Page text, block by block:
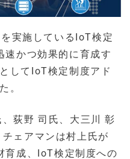
実施しているIoT検定
かつ効果的に育成す
してIoT検定制度アド
。
荻野 司氏、大三川 彰
ェアマンは村上氏が
育成、IoT検定制度への